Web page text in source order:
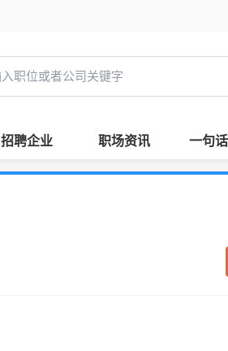
招聘企业 职场资讯 一句